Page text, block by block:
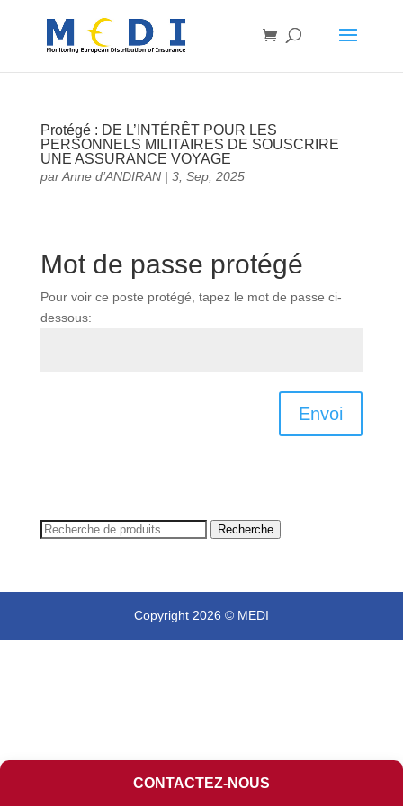
Protégé : DE L’INTÉRÊT POUR LES
PERSONNELS MILITAIRES DE SOUSCRIRE
UNE ASSURANCE VOYAGE
parAnne d’ANDIRAN| 3, Sep, 2025
Mot de passe protégé
Pour voir ce poste protégé, tapez le mot de passe ci-
dessous:
Envoi
Recherche
Recherche
Copyright 2026 © MEDI
CONTACTEZ-NOUS